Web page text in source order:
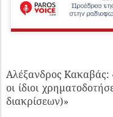
Αλέξανδρος Κακαβάς:
οι ίδιοι
διακρίσεων)»